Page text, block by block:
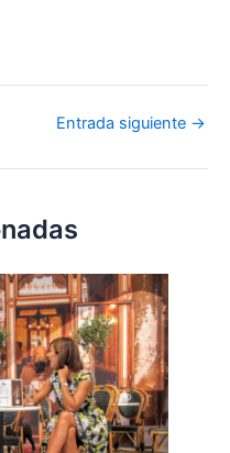
Entrada siguiente →